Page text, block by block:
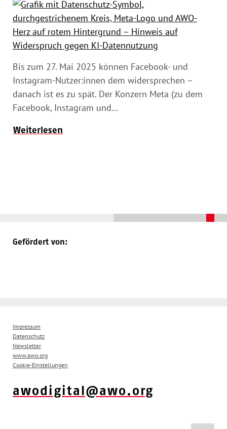
Bis zum 27. Mai 2025 können Facebook- und
Instagram-Nutzer:innen dem widersprechen –
danach ist es zu spät. Der Konzern Meta (zu dem
Facebook, Instagram und…
Weiterlesen
Gefördert von:
Impressum
Datenschutz
Newsletter
www.awo.org
Cookie-Einstellungen
awodigital@awo.org